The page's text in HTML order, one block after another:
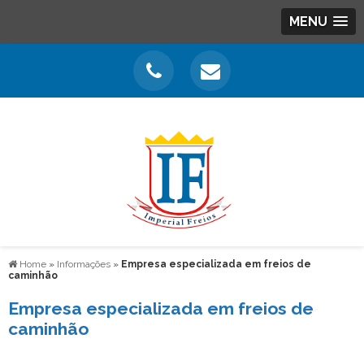
MENU
Home » Informações » Empresa especializada em freios de
caminhão
Empresa especializada em freios de
caminhão